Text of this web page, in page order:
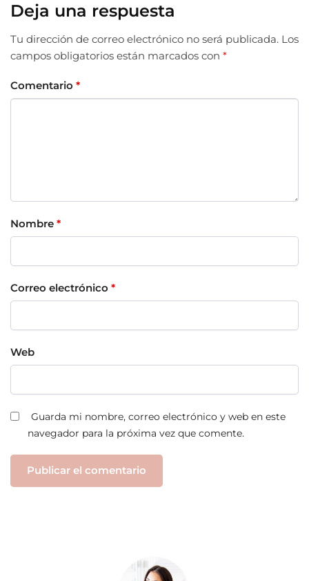
Deja una respuesta
Tu dirección de correo electrónico no será publicada. Los
campos obligatorios están marcados con *
Comentario *
Nombre *
Correo electrónico *
Web
Guarda mi nombre, correo electrónico y web en este
navegador para la próxima vez que comente.